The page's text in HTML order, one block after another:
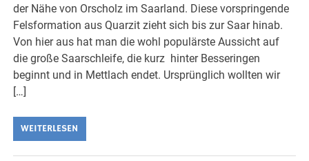
der Nähe von Orscholz im Saarland. Diese vorspringende
Felsformation aus Quarzit zieht sich bis zur Saar hinab.
Von hier aus hat man die wohl populärste Aussicht auf
die große Saarschleife, die kurz hinter Besseringen
beginnt und in Mettlach endet. Ursprünglich wollten wir
[…]
WEITERLESEN